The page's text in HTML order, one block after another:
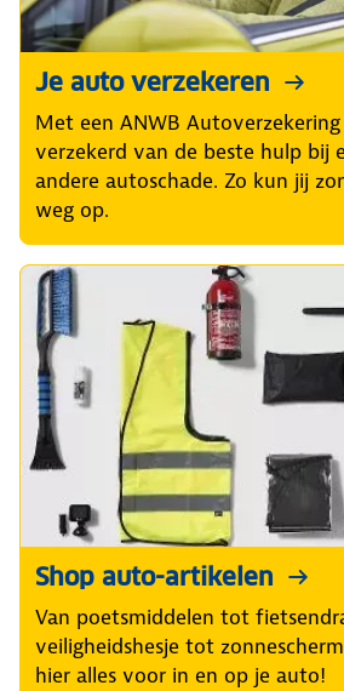
Je auto verzekeren
Met een ANWB
verzekerd van de beste hulp bij
andere autoschade. Zo kun jij
weg op.
Shop auto-artikelen
Van poetsmiddelen tot
veiligheidshesje tot
hier alles voor in en op je auto!